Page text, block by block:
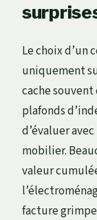
Le choix d’un
uniquement
cache souvent
plafonds
d’évaluer
mobilier.
valeur
facture